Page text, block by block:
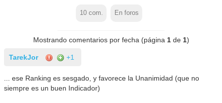
10com. En foros
Mostrando comentarios por fecha (página 1de 1)
TarekJor +1
... ese Ranking es sesgado, y favorece la Unanimidad (que no
siempre es un buen Indicador)